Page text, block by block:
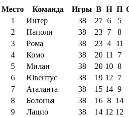
Место Команда Игры В Н П
1
Интер 38 27 6 5
2
Наполи 38 23 7 8
3
Рома 38 23 4 11
4
Комо 38 20 11 7
5
Милан 38 20 10 8
6
Ювентус 38 19 12 7
7
Аталанта 38 15 14 9
8
Болонья 38 16 8 14
9
Лацио 38 14 12 12